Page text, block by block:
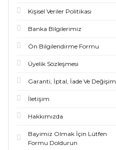
Kişisel Veriler Politikası
Banka Bilgilerimiz
Ön Bilgilendirme Formu
Üyelik Sözleşmesi
Garanti, İptal, İade Ve Değişim
İletişim
Hakkımızda
Bayimiz Olmak İçin Lütfen
Formu Doldurun